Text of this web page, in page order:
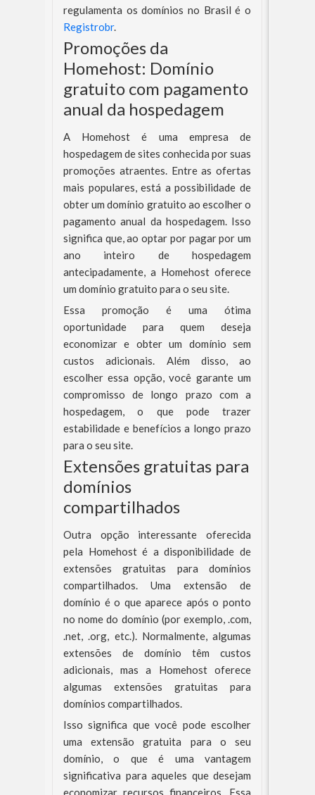
regulamenta os domínios no Brasil é o
Registrobr.
Promoções da
Homehost: Domínio
gratuito com pagamento
anual da hospedagem
A Homehost é uma empresa de
hospedagem de sites conhecida por suas
promoções atraentes. Entre as ofertas
mais populares, está a possibilidade de
obter um domínio gratuito ao escolher o
pagamento anual da hospedagem. Isso
significa que, ao optar por pagar por um
ano inteiro de hospedagem
antecipadamente, a Homehost oferece
um domínio gratuito para o seu site.
Essa promoção é uma ótima
oportunidade para quem deseja
economizar e obter um domínio sem
custos adicionais. Além disso, ao
escolher essa opção, você garante um
compromisso de longo prazo com a
hospedagem, o que pode trazer
estabilidade e benefícios a longo prazo
para o seu site.
Extensões gratuitas para
domínios
compartilhados
Outra opção interessante oferecida
pela Homehost é a disponibilidade de
extensões gratuitas para domínios
compartilhados. Uma extensão de
domínio é o que aparece após o ponto
no nome do domínio (por exemplo, .com,
.net, .org, etc.). Normalmente, algumas
extensões de domínio têm custos
adicionais, mas a Homehost oferece
algumas extensões gratuitas para
domínios compartilhados.
Isso significa que você pode escolher
uma extensão gratuita para o seu
domínio, o que é uma vantagem
significativa para aqueles que desejam
economizar recursos financeiros. Essa